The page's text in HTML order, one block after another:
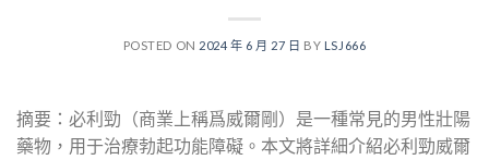
POSTED ON 2024 年 6 月 27 日 BY LSJ666
摘要：必利勁（商業上稱爲威爾剛）是一種常見的男性壯陽
藥物，用于治療勃起功能障礙。本文將詳細介紹必利勁威爾